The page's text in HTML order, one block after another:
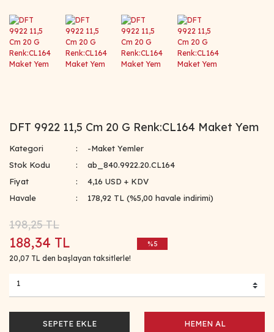
DFT 9922 11,5 Cm 20 G Renk:CL164 Maket Yem
Kategori
-Maket Yemler
Stok Kodu
ab_840.9922.20.CL164
Fiyat
4,16 USD + KDV
Havale
178,92 TL (%5,00 havale indirimi)
198,25 TL
188,34 TL
20,07 TL den başlayan taksitlerle!
%5
SEPETE EKLE HEMEN AL